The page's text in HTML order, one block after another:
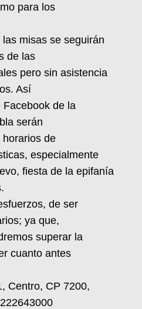
para los
misas se seguirán
de las
pero sin asistencia
Así
Facebook de la
serán
horarios de
especialmente
fiesta de la epifanía
de ser
ya que,
superar la
cuanto antes
Centro, CP 7200,